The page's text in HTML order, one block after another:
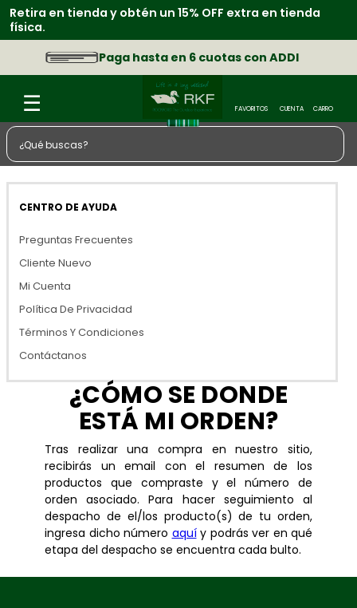
Retira en tienda y obtén un 15% OFF extra en tienda
física.
Paga hasta en 6 cuotas con ADDI
¿Qué buscas?
CENTRO DE AYUDA
Preguntas Frecuentes
¿Cómo comprar en RockFord.cl?
¿Cuáles son las opciones de despacho?
¿Puede mi orden llegar en diferentes paquetes?
¿Cómo se donde está mi orden?
¿Cuánto se demora en llegar mi compra? ¿En qué
¿Qué pasa si la talla me queda mal o el producto no es lo
que esperaba?
¿Cómo puedo pagar?
No me llegan los mails, ¿Qué hago?
¿Cómo hago seguimiento a mi despacho?
Cliente Nuevo
Beneficios De Rockford
Registrate
Mi Cuenta
¿Qué Puedo Hacer Desde Mi Cuenta?
Olvidé Mi Clave
Política De Privacidad
Términos Y Condiciones
Contáctanos
¿CÓMO SE DONDE
ESTÁ MI ORDEN?
Tras realizar una compra en nuestro sitio,
recibirás un email con el resumen de los
productos que compraste y el número de
orden asociado. Para hacer seguimiento al
despacho de el/los producto(s) de tu orden,
ingresa dicho número aquíy podrás ver en qué
etapa del despacho se encuentra cada bulto.
1.
zapatos
3.
chaquetas
4.
camisa
5.
medias
morral
merino
chaqueta